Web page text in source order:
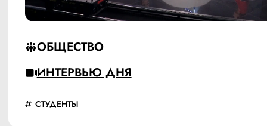
ОБЩЕСТВО
ИНТЕРВЬЮ ДНЯ
СТУДЕНТЫ